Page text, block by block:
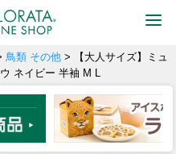
鳥類 その他 > 【大人サイズ】ミュ
ネイビー 半袖 M L